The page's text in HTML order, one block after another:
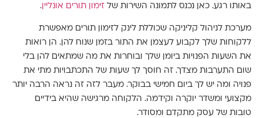
באותו רגע. כאן נכנס לתמונה השירות של זימון תורים אונליין .
מערכת לניהול קליניקה שכוללת לינק לזימון תורים מאפשרת
ללקוחות שלך לקבוע לעצמן את התור בזמן שנוח להן. הן רואות
את השעות הפנויות ביומן שלך ובוחרות את מה שמתאים להן בלי
שום התערבות מצדך. זה חוסך לך שעות של התכתבויות מתי את
פנויה ומה יש לך ביום חמישי בבוקר. מעבר לזה זה נראה הרבה יותר
מקצועי ומשדר יוקרה וקידמה. הלקוחה מרגישה שהיא בידיים
טובות של עסק מתקדם ומסודר.